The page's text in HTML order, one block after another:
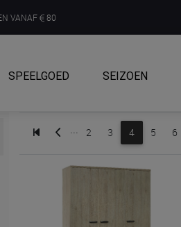
VANAF 80
WINKELS
SPEELGOED SEIZOEN
... 2 3 4 5 6